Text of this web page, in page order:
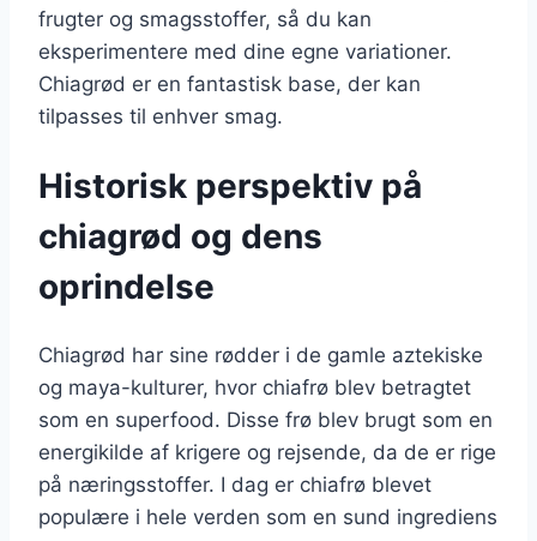
frugter og smagsstoffer, så du kan
eksperimentere med dine egne variationer.
Chiagrød er en fantastisk base, der kan
tilpasses til enhver smag.
Historisk perspektiv på
chiagrød og dens
oprindelse
Chiagrød har sine rødder i de gamle aztekiske
og maya-kulturer, hvor chiafrø blev betragtet
som en superfood. Disse frø blev brugt som en
energikilde af krigere og rejsende, da de er rige
på næringsstoffer. I dag er chiafrø blevet
populære i hele verden som en sund ingrediens